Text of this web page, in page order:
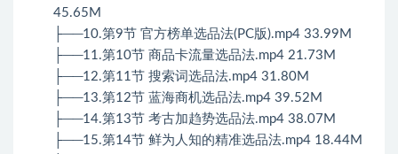
45.65M
├──10.第9节 官方榜单选品法(PC版).mp4 33.99M
├──11.第10节 商品卡流量选品法.mp4 21.73M
├──12.第11节 搜索词选品法.mp4 31.80M
├──13.第12节 蓝海商机选品法.mp4 39.52M
├──14.第13节 考古加趋势选品法.mp4 38.07M
├──15.第14节 鲜为人知的精准选品法.mp4 18.44M